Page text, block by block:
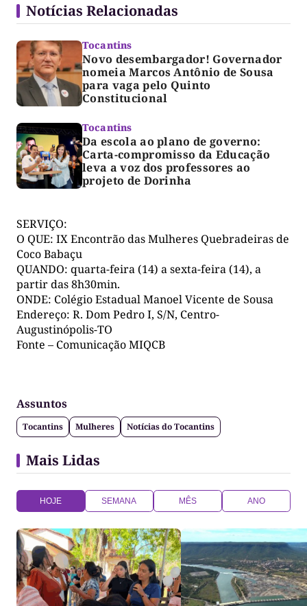
Notícias Relacionadas
Tocantins
Novo desembargador! Governador
nomeia Marcos Antônio de Sousa
para vaga pelo Quinto
Constitucional
Tocantins
Da escola ao plano de governo:
Carta-compromisso da Educação
leva a voz dos professores ao
projeto de Dorinha
SERVIÇO:
O QUE: IX Encontrão das Mulheres Quebradeiras de
Coco Babaçu
QUANDO: quarta-feira (14) a sexta-feira (14), a
partir das 8h30min.
ONDE: Colégio Estadual Manoel Vicente de Sousa
Endereço: R. Dom Pedro I, S/N, Centro-
Augustinópolis-TO
Fonte – Comunicação MIQCB
Assuntos
Tocantins Mulheres Notícias do Tocantins
Mais Lidas
HOJE SEMANA MÊS ANO